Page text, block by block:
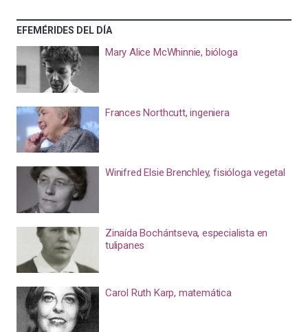
EFEMÉRIDES DEL DÍA
Mary Alice McWhinnie, bióloga
Frances Northcutt, ingeniera
Winifred Elsie Brenchley, fisióloga vegetal
Zinaída Bochántseva, especialista en
tulipanes
Carol Ruth Karp, matemática